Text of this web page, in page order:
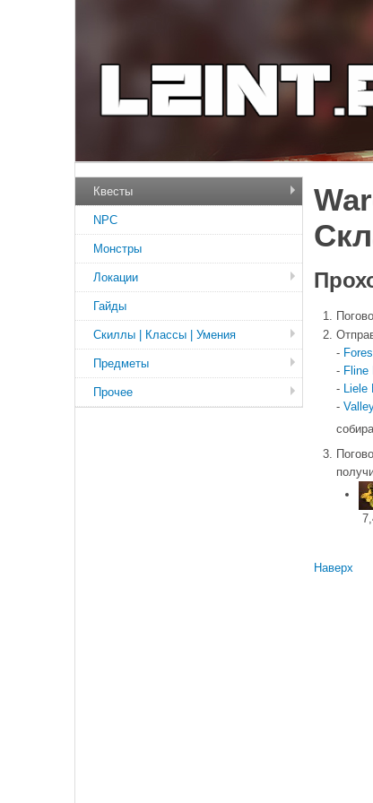
-
- Fline
- Liele
-
Наверх
Квесты
NPC
Монстры
Локации
Гайды
Скиллы | Классы | Умения
Предметы
Прочее